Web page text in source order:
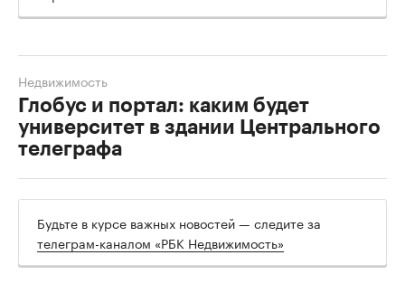
Глобус и портал: каким будет
университет в здании Центрального
телеграфа
Недвижимость
Будьте в курсе важных новостей — следите за
телеграм-каналом «РБК Недвижимость»